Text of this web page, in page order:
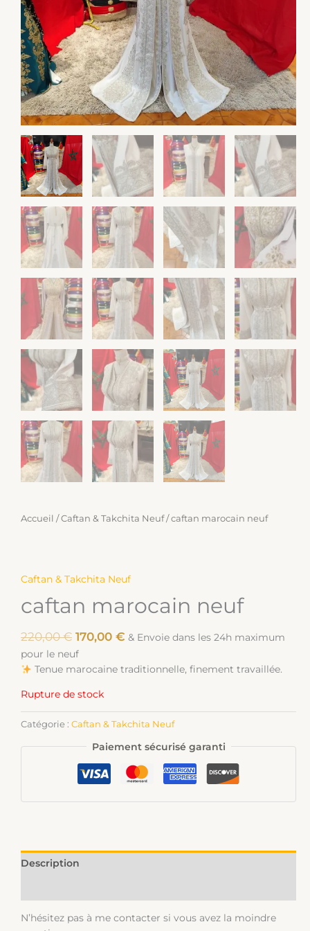
Accueil /Caftan & Takchita Neuf/ caftan marocain neuf
Caftan & Takchita Neuf
caftan marocain neuf
220,00€ 170,00 € & Envoie dans les 24h maximum
pour le neuf
Tenue marocaine traditionnelle, finement travaillée.
Rupture de stock
Catégorie : Caftan & Takchita Neuf
Paiement sécurisé garanti
Description
N’hésitez pas à me contacter si vous avez la moindre